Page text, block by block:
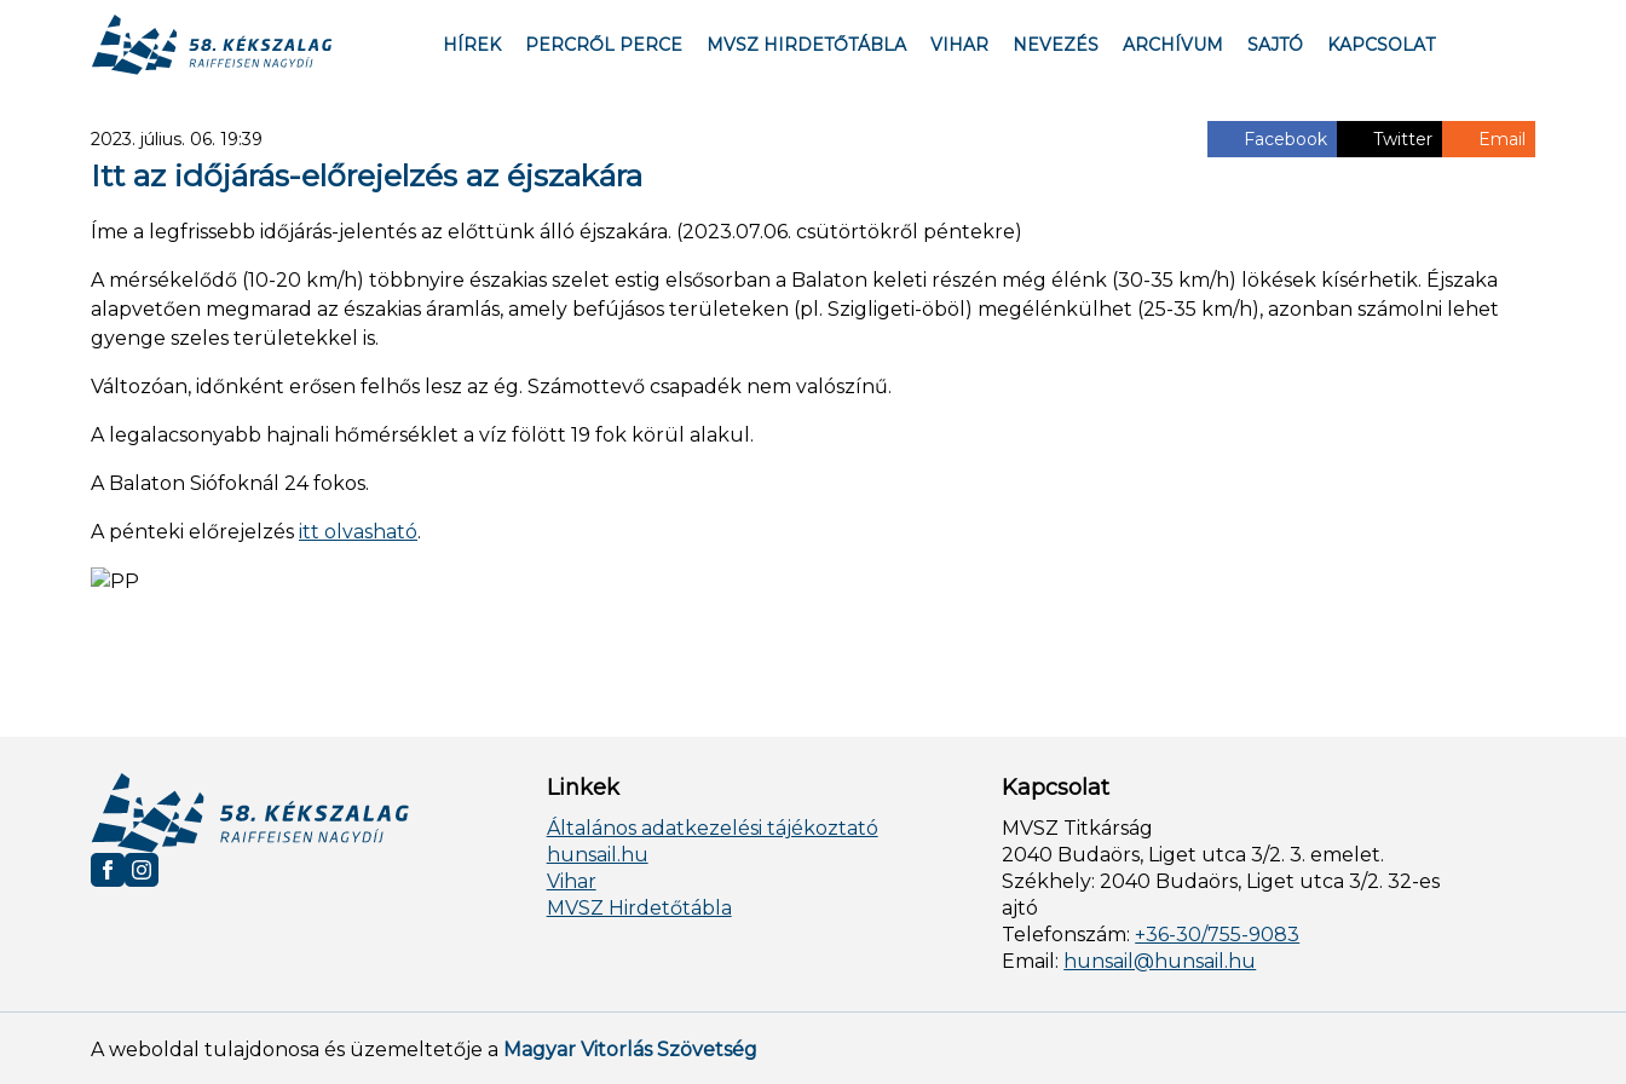
HÍREK PERCRŐL PERCE MVSZ HIRDETŐTÁBLA VIHAR NEVEZÉS ARCHÍVUM SAJTÓ KAPCSOLAT
2023. július. 06. 19:39 Facebook Twitter Email
Itt az időjárás-előrejelzés az éjszakára
Íme a legfrissebb időjárás-jelentés az előttünk álló éjszakára. (2023.07.06. csütörtökről péntekre)
A mérsékelődő (10-20 km/h) többnyire északias szelet estig elsősorban a Balaton keleti részén még élénk (30-35 km/h) lökések kísérhetik. Éjszaka
alapvetően megmarad az északias áramlás, amely befújásos területeken (pl. Szigligeti-öböl) megélénkülhet (25-35 km/h), azonban számolni lehet
gyenge szeles területekkel is.
Változóan, időnként erősen felhős lesz az ég. Számottevő csapadék nem valószínű.
A legalacsonyabb hajnali hőmérséklet a víz fölött 19 fok körül alakul.
A Balaton Siófoknál 24 fokos.
A pénteki előrejelzés itt olvasható.
Linkek
Általános adatkezelési tájékoztató
hunsail.hu
Vihar
MVSZ Hirdetőtábla
Kapcsolat
MVSZ Titkárság
2040 Budaörs, Liget utca 3/2. 3. emelet.
Székhely: 2040 Budaörs, Liget utca 3/2. 32-es
ajtó
Telefonszám:+36-30/755-9083
Email: hunsail@hunsail.hu
A weboldal tulajdonosa és üzemeltetője a Magyar Vitorlás Szövetség